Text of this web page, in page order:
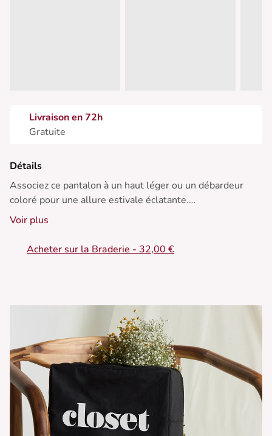
Livraison en 72h
Gratuite
Détails
Associez ce pantalon à un haut léger ou un débardeur
coloré pour une allure estivale éclatante.
• Pantalon large
• Taille haute flatteuse
Voir plus
Acheter sur la Braderie - 32,00 €